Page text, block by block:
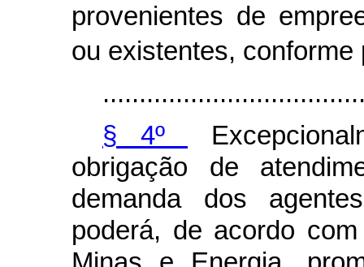
provenientes de
ou existentes, conforme
§ 4º
obrigação de
demanda dos
poderá, de acordo